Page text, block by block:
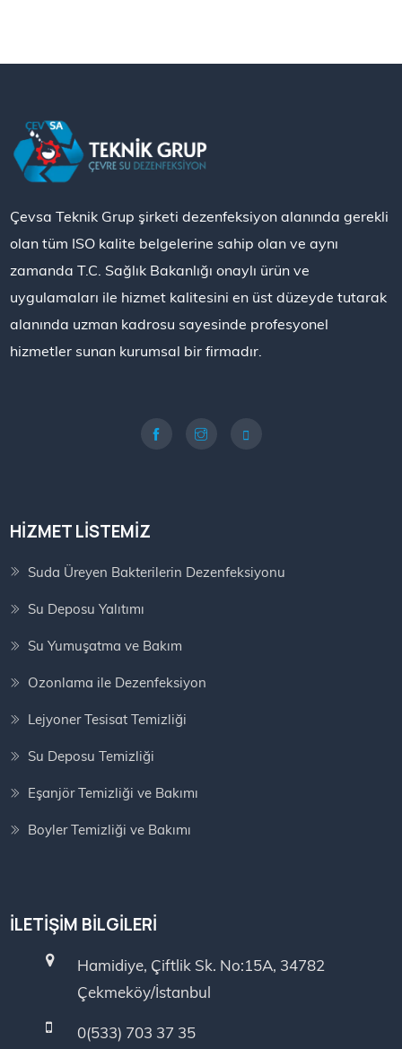
Çevsa Teknik Grup şirketi dezenfeksiyon alanında gerekli
olan tüm ISO kalite belgelerine sahip olan ve aynı
zamanda T.C. Sağlık Bakanlığı onaylı ürün ve
uygulamaları ile hizmet kalitesini en üst düzeyde tutarak
alanında uzman kadrosu sayesinde profesyonel
hizmetler sunan kurumsal bir firmadır.
HIZMET LISTEMIZ
Suda Üreyen Bakterilerin Dezenfeksiyonu
Su Deposu Yalıtımı
Su Yumuşatma ve Bakım
Ozonlama ile Dezenfeksiyon
Lejyoner Tesisat Temizliği
Su Deposu Temizliği
Eşanjör Temizliği ve Bakımı
Boyler Temizliği ve Bakımı
İLETIŞIM BILGILERI
Hamidiye, Çiftlik Sk. No:15A, 34782
Çekmeköy/İstanbul
0(533) 703 37 35